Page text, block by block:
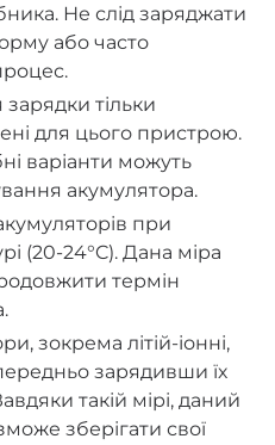
Не слід заряджати
або часто
тільки
для цього пристрою.
варіанти можуть
акумулятора.
при
(20-24°C). Дана міра
термін
зокрема літій-іонні,
зарядивши їх
такій мірі, даний
зберігати свої